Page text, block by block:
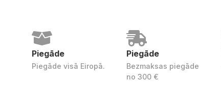
Piegāde
Piegāde visā Eiropā.
Piegāde
Bezmaksas piegāde
no 300 €